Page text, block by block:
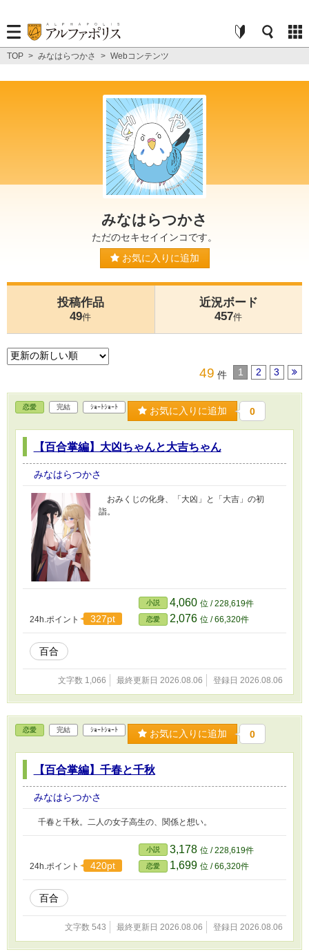
TOP > みなはらつかさ > Webコンテンツ
みなはらつかさ
ただのセキセイインコです。
お気に入りに追加
投稿作品
49件
近況ボード
457件
49 件 1 2 3
恋愛 完結 ｼｮｰﾄｼｮｰﾄ お気に入りに追加 0
【百合掌編】大凶ちゃんと大吉ちゃん
みなはらつかさ
おみくじの化身、「大凶」と「大吉」の初
詣。
24h.ポイント 327pt
小説 4,060 位 / 228,619件
恋愛 2,076 位 / 66,320件
百合
文字数 1,066 最終更新日 2026.08.06 登録日 2026.08.06
恋愛 完結 ｼｮｰﾄｼｮｰﾄ お気に入りに追加 0
【百合掌編】千春と千秋
みなはらつかさ
千春と千秋。二人の女子高生の、関係と想い。
24h.ポイント 420pt
小説 3,178 位 / 228,619件
恋愛 1,699 位 / 66,320件
百合
文字数 543 最終更新日 2026.08.06 登録日 2026.08.06